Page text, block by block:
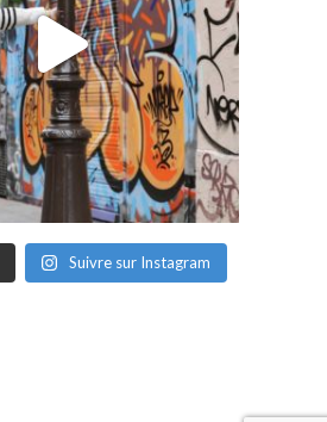
Suivre sur Instagram